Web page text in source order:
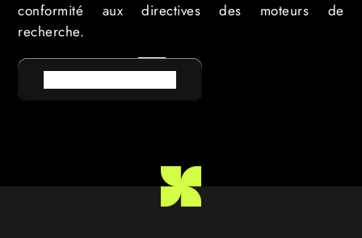
conformité aux directives des moteurs de
recherche.